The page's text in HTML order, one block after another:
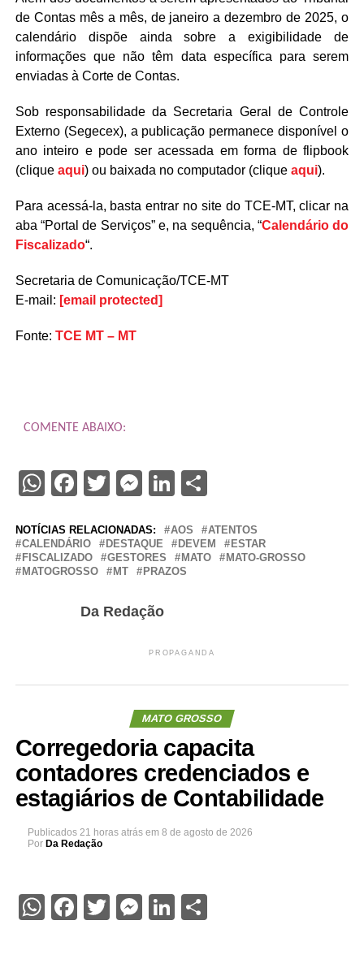
de Contas mês a mês, de janeiro a dezembro de 2025, o
calendário dispõe ainda sobre a exigibilidade de
informações que não têm data específica para serem
enviadas à Corte de Contas.
Sob responsabilidade da Secretaria Geral de Controle
Externo (Segecex), a publicação permanece disponível o
ano inteiro e pode ser acessada em forma de flipbook
(clique aqui) ou baixada no computador (clique aqui).
Para acessá-la, basta entrar no site do TCE-MT, clicar na
aba “Portal de Serviços” e, na sequência, “Calendário do
Fiscalizado“.
Secretaria de Comunicação/TCE-MT
E-mail: [email protected]
Fonte: TCE MT – MT
COMENTE ABAIXO:
WhatsApp
Facebook
Twitter
Messenger
LinkedIn
Share
NOTÍCIAS RELACIONADAS: AOS
ATENTOS
CALENDÁRIO
DESTAQUE DEVEM
ESTAR
FISCALIZADO
GESTORES MATO
MATO-GROSSO
MATOGROSSO
MT PRAZOS
Da Redação
PROPAGANDA
MATO GROSSO
Corregedoria capacita
contadores credenciados e
estagiários de Contabilidade
Publicados 21 horas atrás em 8 de agosto de 2026
Por Da Redação
WhatsApp
Facebook
Twitter
Messenger
LinkedIn
Share